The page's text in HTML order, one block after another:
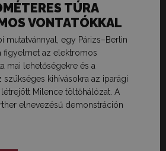
TÚRA
VONTATÓKKAL
mutatvánnyal, egy Párizs–Berlin
figyelmet az elektromos
mai lehetőségekre és a
szükséges kihívásokra az iparági
Milence töltőhálózat. A
elnevezésű demonstráción